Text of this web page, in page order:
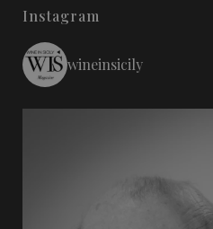
Instagram
wineinsicily